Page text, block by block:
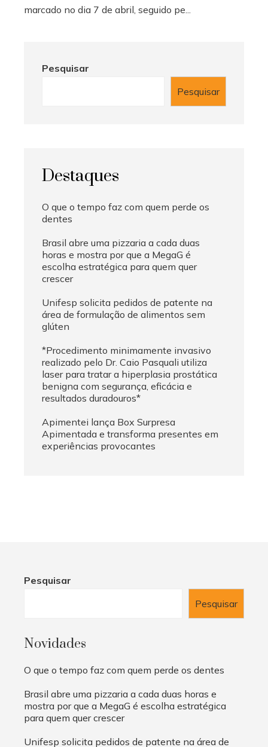
marcado no dia 7 de abril, seguido pe...
Pesquisar
Pesquisar
Destaques
O que o tempo faz com quem perde os
dentes
Brasil abre uma pizzaria a cada duas
horas e mostra por que a MegaG é
escolha estratégica para quem quer
crescer
Unifesp solicita pedidos de patente na
área de formulação de alimentos sem
glúten
*Procedimento minimamente invasivo
realizado pelo Dr. Caio Pasquali utiliza
laser para tratar a hiperplasia prostática
benigna com segurança, eficácia e
resultados duradouros*
Apimentei lança Box Surpresa
Apimentada e transforma presentes em
experiências provocantes
Pesquisar
Pesquisar
Novidades
O que o tempo faz com quem perde os dentes
Brasil abre uma pizzaria a cada duas horas e
mostra por que a MegaG é escolha estratégica
para quem quer crescer
Unifesp solicita pedidos de patente na área de